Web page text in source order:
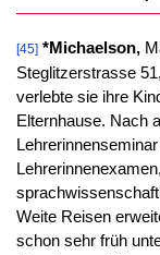
[45] *Michaelson,
Steglitzerstrasse
verlebte sie ihre
Elternhause. Nach
Weite Reisen
schon sehr früh